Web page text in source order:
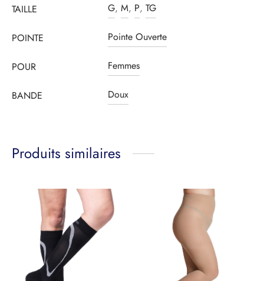
TAILLE G, M, P, TG
POINTE Pointe Ouverte
POUR Femmes
BANDE Doux
Produits similaires